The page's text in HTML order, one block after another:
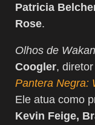
Patricia
Rose.
Olhos de
Coogler,
Pantera Negra:
Ele atua como
Kevin Feige,